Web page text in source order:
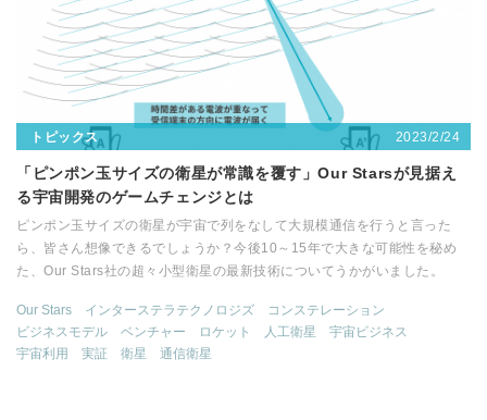
トピックス 2023/2/24
「ピンポン玉サイズの衛星が常識を覆す」Our Starsが見据え
る宇宙開発のゲームチェンジとは
ピンポン玉サイズの衛星が宇宙で列をなして大規模通信を行うと言った
ら、皆さん想像できるでしょうか？今後10～15年で大きな可能性を秘め
た、Our Stars社の超々小型衛星の最新技術についてうかがいました。
Our Stars インターステラテクノロジズ
コンステレーション
ビジネスモデル
ベンチャー ロケット 人工衛星
宇宙ビジネス
宇宙利用
実証 衛星 通信衛星